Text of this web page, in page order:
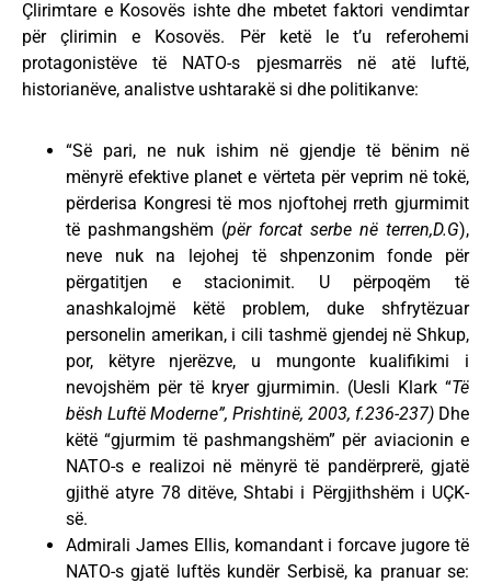
Çlirimtare e Kosovës ishte dhe mbetet faktori vendimtar
për çlirimin e Kosovës. Për ketë le t’u referohemi
protagonistëve të NATO-s pjesmarrës në atë luftë,
historianëve, analistve ushtarakë si dhe politikanve:
“Së pari, ne nuk ishim në gjendje të bënim në
mënyrë efektive planet e vërteta për veprim në tokë,
përderisa Kongresi të mos njoftohej rreth gjurmimit
të pashmangshëm (për forcat serbe në terren,D.G),
neve nuk na lejohej të shpenzonim fonde për
përgatitjen e stacionimit. U përpoqëm të
anashkalojmë këtë problem, duke shfrytëzuar
personelin amerikan, i cili tashmë gjendej në Shkup,
por, këtyre njerëzve, u mungonte kualifikimi i
nevojshëm për të kryer gjurmimin. (Uesli Klark “Të
bësh Luftë Moderne”, Prishtinë, 2003, f.236-237) Dhe
këtë “gjurmim të pashmangshëm” për aviacionin e
NATO-s e realizoi në mënyrë të pandërprerë, gjatë
gjithë atyre 78 ditëve, Shtabi i Përgjithshëm i UÇK-
së.
Admirali James Ellis, komandant i forcave jugore të
NATO-s gjatë luftës kundër Serbisë, ka pranuar se: